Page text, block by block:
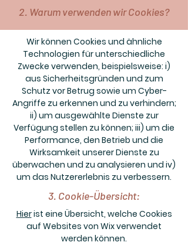
2. Warum verwenden wir Cookies?
Wir können Cookies und ähnliche
Technologien für unterschiedliche
Zwecke verwenden, beispielsweise: i)
aus Sicherheitsgründen und zum
Schutz vor Betrug sowie um Cyber-
Angriffe zu erkennen und zu verhindern;
ii) um ausgewählte Dienste zur
Verfügung stellen zu können; iii) um die
Performance, den Betrieb und die
Wirksamkeit unserer Dienste zu
überwachen und zu analysieren und iv)
um das Nutzererlebnis zu verbessern.
3. Cookie-Übersicht:
Hierist eine Übersicht, welche Cookies
auf Websites von Wix verwendet
werden können.